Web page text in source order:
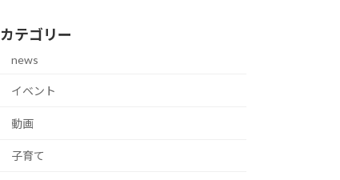
カテゴリー
news
イベント
動画
子育て